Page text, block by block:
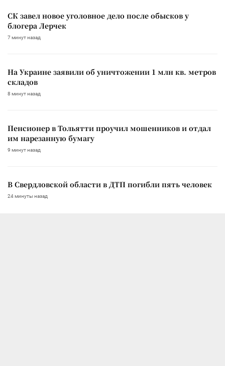
СК завел новое уголовное дело после обысков у
блогера Лерчек
7 минут назад
На Украине заявили об уничтожении 1 млн кв. метров
складов
8 минут назад
Пенсионер в Тольятти проучил мошенников и отдал
им нарезанную бумагу
9 минут назад
В Свердловской области в ДТП погибли пять человек
24 минуты назад